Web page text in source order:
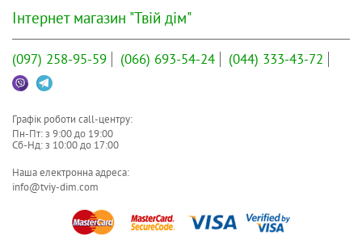
Інтернет магазин "Твій дім"
(097) 258-95-59 (066) 693-54-24 (044) 333-43-72
Графік роботи call-центру:
Пн-Пт: з 9:00до 19:00
Сб-Нд: з 10:00до 17:00
Наша електронна адреса:
info@tviy-dim.com